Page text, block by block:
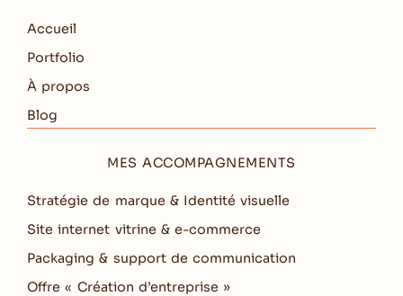
Accueil
Portfolio
À propos
Blog
MES ACCOMPAGNEMENTS
Stratégie de marque & Identité visuelle
Site internet vitrine & e-commerce
Packaging & support de communication
Offre « Création d’entreprise »